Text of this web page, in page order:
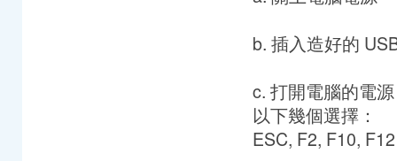
b. 插入造好的
c. 打開電腦的電
以下幾個選擇：
ESC, F2, F10,